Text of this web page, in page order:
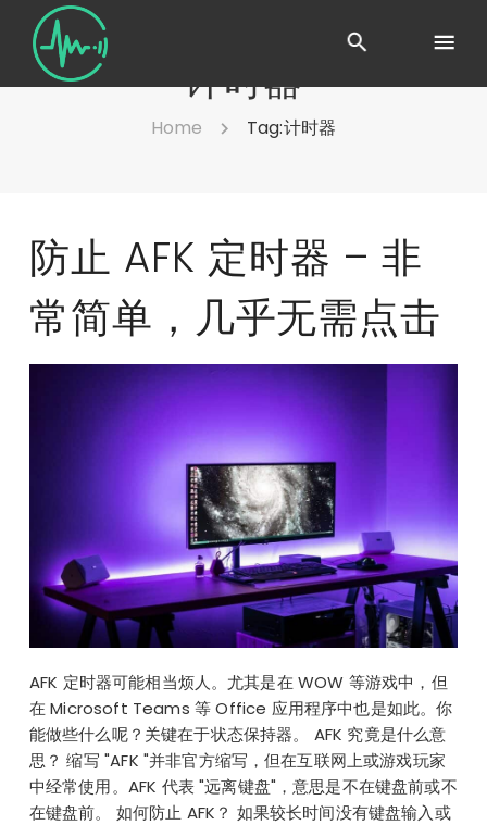
计时器
Home Tag:计时器
防止 AFK 定时器 – 非
常简单，几乎无需点击
AFK 定时器可能相当烦人。尤其是在 WOW 等游戏中，但
在 Microsoft Teams 等 Office 应用程序中也是如此。你
能做些什么呢？关键在于状态保持器。 AFK 究竟是什么意
思？ 缩写 "AFK "并非官方缩写，但在互联网上或游戏玩家
中经常使用。AFK 代表 "远离键盘"，意思是不在键盘前或不
在键盘前。 如何防止 AFK？ 如果较长时间没有键盘输入或